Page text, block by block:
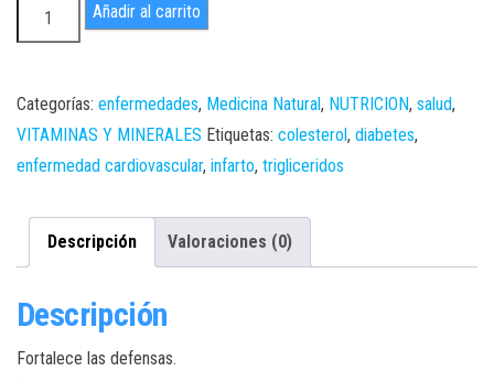
TRIPLE
OMEGA
6
9
cantidad
Añadir al carrito
Categorías: enfermedades, Medicina Natural, NUTRICION, salud,
VITAMINAS Y MINERALES Etiquetas: colesterol, diabetes,
enfermedad cardiovascular, infarto, trigliceridos
Descripción Valoraciones (0)
Descripción
Fortalece las defensas.